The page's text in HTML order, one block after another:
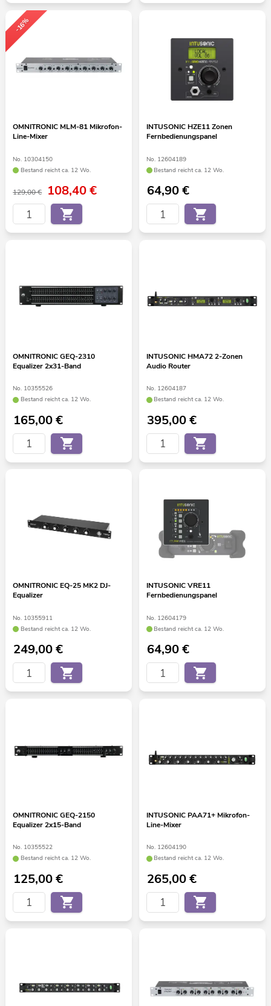
-16%
OMNITRONIC MLM-81 Mikrofon-
Line-Mixer
No. 10304150
Bestand reicht ca. 12 Wo.
129,00 € 108,40€
INTUSONIC HZE11 Zonen
Fernbedienungspanel
No. 12604189
Bestand reicht ca. 12 Wo.
64,90€
OMNITRONIC GEQ-2310
Equalizer 2x31-Band
No. 10355526
Bestand reicht ca. 12 Wo.
165,00€
INTUSONIC HMA72 2-Zonen
Audio Router
No. 12604187
Bestand reicht ca. 12 Wo.
395,00€
OMNITRONIC EQ-25 MK2 DJ-
Equalizer
No. 10355911
Bestand reicht ca. 12 Wo.
249,00€
INTUSONIC VRE11
Fernbedienungspanel
No. 12604179
Bestand reicht ca. 12 Wo.
64,90€
OMNITRONIC GEQ-2150
Equalizer 2x15-Band
No. 10355522
Bestand reicht ca. 12 Wo.
125,00€
INTUSONIC PAA71+ Mikrofon-
Line-Mixer
No. 12604190
Bestand reicht ca. 12 Wo.
265,00€